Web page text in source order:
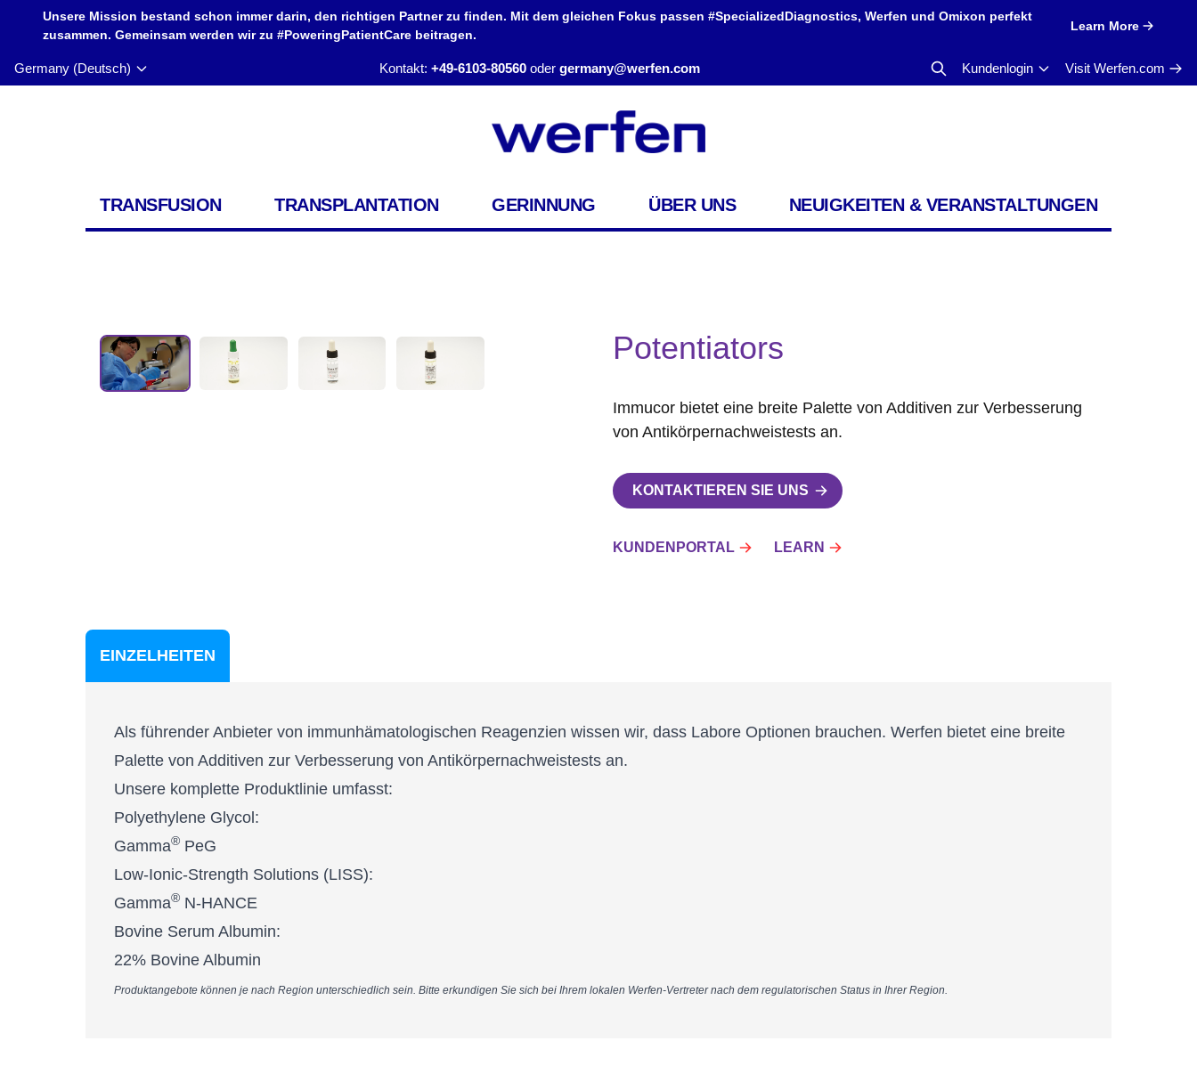
Unsere Mission bestand schon immer darin, den richtigen Partner zu finden. Mit dem gleichen Fokus passen #SpecializedDiagnostics, Werfen und Omixon perfekt
zusammen. Gemeinsam werden wir zu #PoweringPatientCare beitragen.
Learn More
Germany (Deutsch) Kontakt: +49-6103-80560 oder germany@werfen.com Kundenlogin Visit Werfen.com
TRANSFUSION TRANSPLANTATION GERINNUNG ÜBER UNS NEUIGKEITEN & VERANSTALTUNGEN
Potentiators
Immucor bietet eine breite Palette von Additiven zur Verbesserung
von Antikörpernachweistests an.
KONTAKTIEREN SIE UNS
KUNDENPORTAL LEARN
EINZELHEITEN
Als führender Anbieter von immunhämatologischen Reagenzien wissen wir, dass Labore Optionen brauchen. Werfen bietet eine breite
Palette von Additiven zur Verbesserung von Antikörpernachweistests an.
Unsere komplette Produktlinie umfasst:
Polyethylene Glycol:
Gamma® PeG
Low-Ionic-Strength Solutions (LISS):
Gamma® N-HANCE
Bovine Serum Albumin:
22% Bovine Albumin
Produktangebote können je nach Region unterschiedlich sein. Bitte erkundigen Sie sich bei Ihrem lokalen Werfen-Vertreter nach dem regulatorischen Status in Ihrer Region.​​​​​​​​